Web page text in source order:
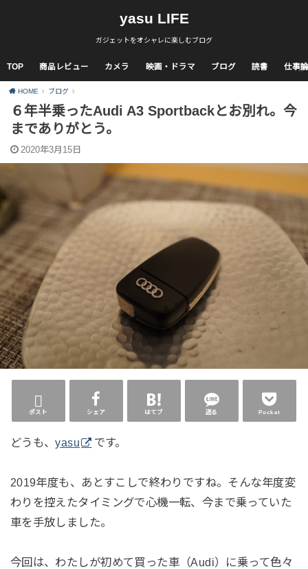
yasu LIFE
ガジェットをオシャレに楽しむブログ
TOP 商品レビュー カメラ 映画・ドラマ ブログ 読書 仕事論
HOME ブログ
６年半乗ったAudi A3 Sportbackとお別れ。今
までありがとう。
2020年3月15日
ポスト シェア はてブ 送る Pocket
どうも、yasu です。
2019年度も、あとすこしで終わりですね。そんな年度変
わりを控えたタイミングで心機一転、今まで乗っていた
車を手放しました。
今回は、わたしが初めて買った車（Audi）に乗って色々